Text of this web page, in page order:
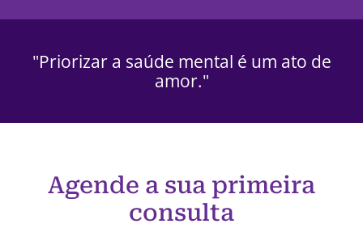
"Priorizar a saúde mental é um ato de
amor."
Agende a sua primeira
consulta